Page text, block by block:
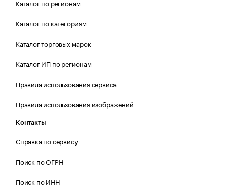
Каталог по регионам
Каталог по категориям
Каталог торговых марок
Каталог ИП по регионам
Правила использования сервиса
Правила использования изображений
Контакты
Справка по сервису
Поиск по ОГРН
Поиск по ИНН